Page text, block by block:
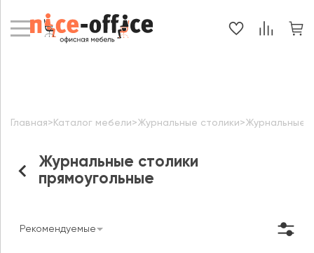
Журнальные столики
прямоугольные
Главная> Каталог мебели>Журнальные столики>Журнальные
Рекомендуемые